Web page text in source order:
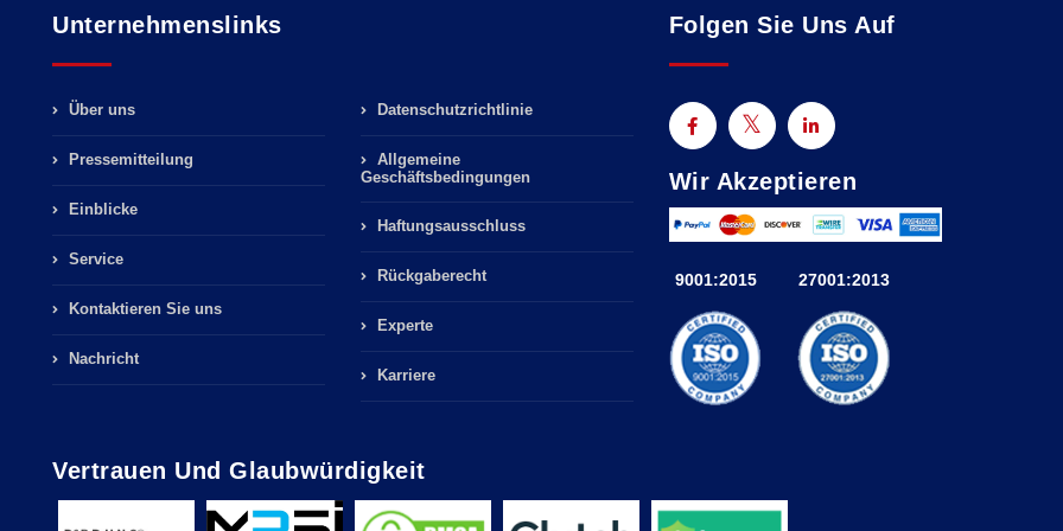
Unternehmenslinks
Über uns
Pressemitteilung
Einblicke
Service
Kontaktieren Sie uns
Nachricht
Datenschutzrichtlinie
Allgemeine
Geschäftsbedingungen
Haftungsausschluss
Rückgaberecht
Experte
Karriere
Folgen Sie Uns Auf
Wir Akzeptieren
9001:2015 27001:2013
Vertrauen Und Glaubwürdigkeit